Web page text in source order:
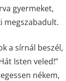
gyermeket,
megszabadult.
a sírnál beszél,
Isten veled!”
nékem,